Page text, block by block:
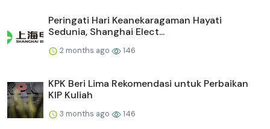
Peringati Hari Keanekaragaman Hayati
Sedunia, Shanghai Elect...
2 months ago 146
KPK Beri Lima Rekomendasi untuk Perbaikan
KIP Kuliah
3 months ago 146